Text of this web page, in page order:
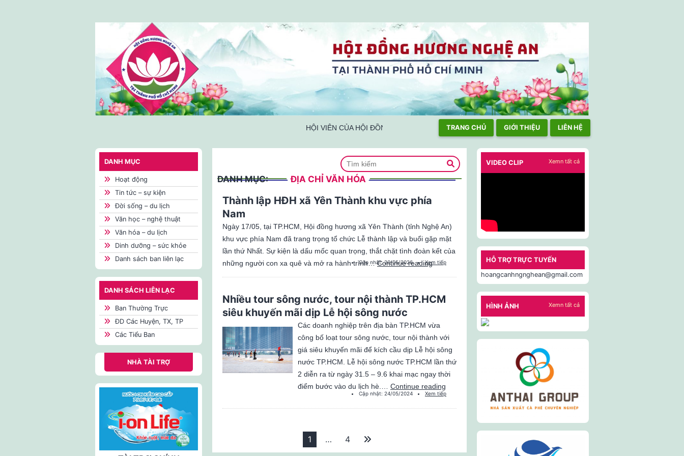
HỘI VIÊN CỦA HỘI ĐỒNG HƯƠNG NGHỆ AN TẠI TPHCM TÍCH CỰC THAM GIA HOẠT ĐỘNG NƠI CƯ NGỤ,
TRANG CHỦ GIỚI THIỆU LIÊN HỆ
DANH MỤC
Hoạt động
Tin tức – sự kiện
Đời sống – du lịch
Văn học – nghệ thuật
Văn hóa – du lịch
Dinh dưỡng – sức khỏe
Danh sách ban liên lạc
DANH SÁCH LIÊN LẠC
Ban Thường Trực
ĐD Các Huyện, TX, TP
Các Tiểu Ban
NHÀ TÀI TRỢ
DANH MỤC: ĐỊA CHỈ VĂN HÓA
Thành lập HĐH xã Yên Thành khu vực phía
Nam
Ngày 17/05, tại TP.HCM, Hội đồng hương xã Yên Thành (tỉnh Nghệ An)
khu vực phía Nam đã trang trọng tổ chức Lễ thành lập và buổi gặp mặt
lần thứ Nhất. Sự kiện là dấu mốc quan trọng, thắt chặt tình đoàn kết của
những người con xa quê và mở ra hành trình…Continue readingThành
xã
Thành
khu
vực
phía
Nam
Cập nhật:20/05/2026 Xem tiếp
Nhiều tour sông nước, tour nội thành TP.HCM
siêu khuyến mãi dịp Lễ hội sông nước
Các doanh nghiệp trên địa bàn TP.HCM vừa
công bố loạt tour sông nước, tour nội thành với
giá siêu khuyến mãi để kích cầu dịp Lễ hội sông
nước TP.HCM. Lễ hội sông nước TP.HCM lần thứ
2 diễn ra từ ngày 31.5 – 9.6 khai mạc ngay thời
điểm bước vào du lịch hè.… Continue reading
tour
sông
Cập nhật: 24/05/2024 Xem tiếp
1 … 4
VIDEO CLIP Xemn tất cả
HỖ TRỢ TRỰC TUYẾN
hoangcanhngnghean@gmail.com
HÌNH ẢNH Xemn tất cả